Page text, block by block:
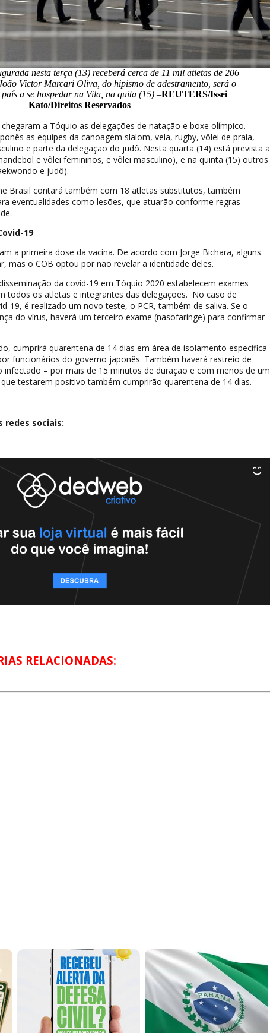
nesta terça (13) receberá cerca de 11 mil atletas de 206
Victor Marcari Oliva, do hipismo de adestramento, será o
a se hospedar na Vila, na quita (15) –REUTERS/Issei
Kato/Direitos Reservados
a Tóquio as delegações de natação e boxe olímpico.
as equipes da canoagem slalom, vela, rugby, vôlei de praia,
e parte da delegação do judô. Nesta quarta (14) está prevista a
e vôlei femininos, e vôlei masculino), e na quinta (15) outros
e judô).
Brasil contará também com 18 atletas substitutos, também
eventualidades como lesões, que atuarão conforme regras
19
a primeira dose da vacina. De acordo com Jorge Bichara, alguns
mas o COB optou por não revelar a identidade deles.
da covid-19 em Tóquio 2020 estabelecem exames
todos os atletas e integrantes das delegações. No caso de
19, é realizado um novo teste, o PCR, também de saliva. Se o
do vírus, haverá um terceiro exame (nasofaringe) para confirmar
cumprirá quarentena de 14 dias em área de isolamento específica
funcionários do governo japonês. Também haverá rastreio de
– por mais de 15 minutos de duração e com menos de um
testarem positivo também cumprirão quarentena de 14 dias.
redes sociais:
RELACIONADAS: